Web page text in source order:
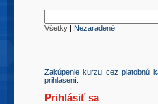
Všetky | Nezaradené
Zakúpenie kurzu cez platobnú
prihlásení.
Prihlásiť sa